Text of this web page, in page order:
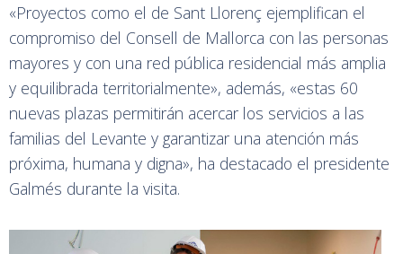
«Proyectos como el de Sant Llorenç ejemplifican el
compromiso del Consell de Mallorca con las personas
mayores y con una red pública residencial más amplia
y equilibrada territorialmente», además, «estas 60
nuevas plazas permitirán acercar los servicios a las
familias del Levante y garantizar una atención más
próxima, humana y digna», ha destacado el presidente
Galmés durante la visita.